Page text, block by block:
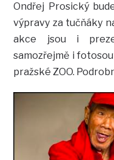
Ondřej Prosický
výpravy za tučňáky
akce jsou i
samozřejmě i
pražské ZOO.